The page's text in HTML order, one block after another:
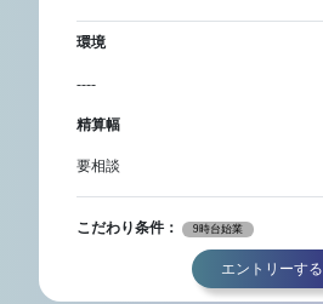
環境
----
精算幅
要相談
こだわり条件： 9時台始業
エントリーする